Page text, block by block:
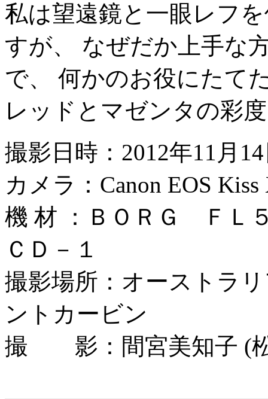
私は望遠鏡と一眼レフ
すが、 なぜだか上手な
で、 何かのお役にたて
レッドとマゼンタの彩
撮影日時：2012年11月
カメラ：Canon EOS Kiss
機 材 ：ＢＯＲＧ ＦＬ
ＣＤ－１
撮影場所：オーストラ
ントカービン
撮 影：間宮美知子 (